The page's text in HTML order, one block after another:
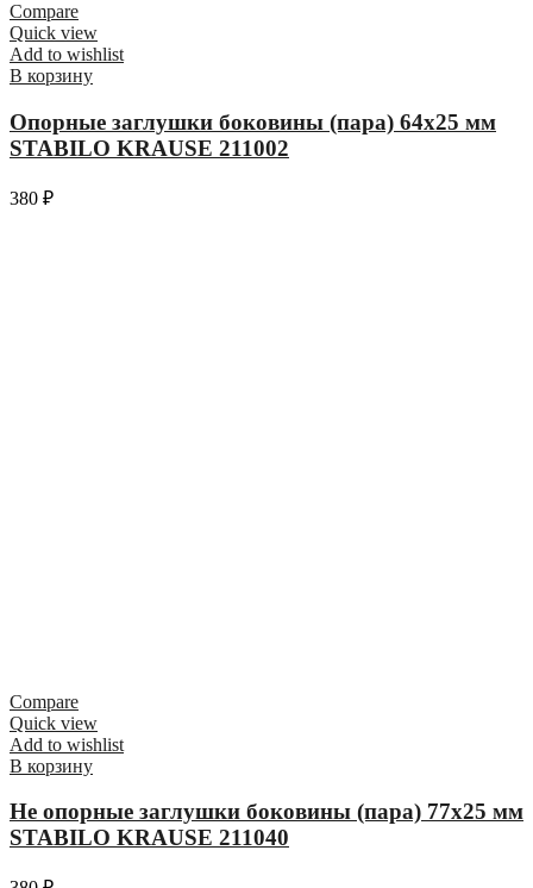
Compare
Quick view
Add to wishlist
В корзину
Опорные заглушки боковины (пара) 64х25 мм
STABILO KRAUSE 211002
380 ₽
Compare
Quick view
Add to wishlist
В корзину
Не опорные заглушки боковины (пара) 77х25 мм
STABILO KRAUSE 211040